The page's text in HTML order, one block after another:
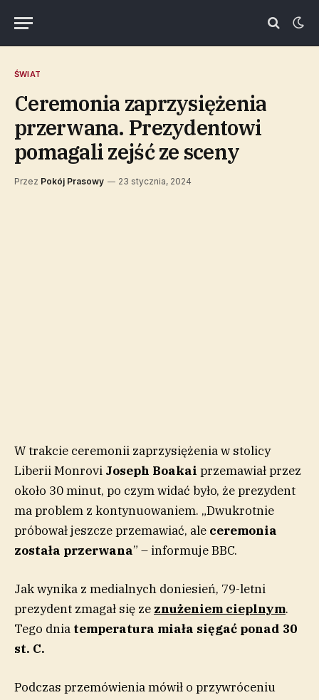
ŚWIAT
Ceremonia zaprzysiężenia
przerwana. Prezydentowi
pomagali zejść ze sceny
Przez Pokój Prasowy 23 stycznia, 2024
W trakcie ceremonii zaprzysiężenia w stolicy
Liberii Monrovi Joseph Boakai przemawiał przez
około 30 minut, po czym widać było, że prezydent
ma problem z kontynuowaniem. „Dwukrotnie
próbował jeszcze przemawiać, ale ceremonia
została przerwana” – informuje BBC.
Jak wynika z medialnych doniesień, 79-letni
prezydent zmagał się ze znużeniem cieplnym.
Tego dnia temperatura miała sięgać ponad 30
st. C.
Podczas przemówienia mówił o przywróceniu